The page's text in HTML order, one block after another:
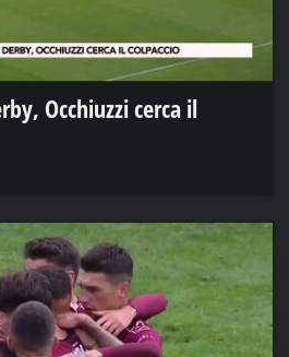
Occhiuzzi cerca il